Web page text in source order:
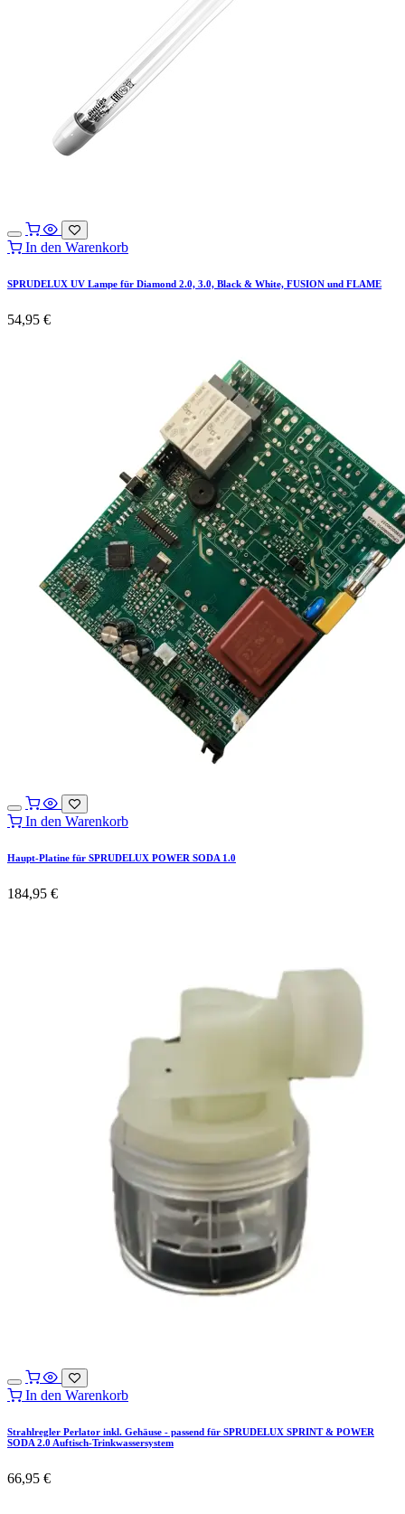
In den Warenkorb
SPRUDELUX UV Lampe für Diamond 2.0, 3.0, Black & White, FUSION und FLAME
54,95 €
In den Warenkorb
Haupt-Platine für SPRUDELUX POWER SODA 1.0
184,95 €
In den Warenkorb
Strahlregler Perlator inkl. Gehäuse - passend für SPRUDELUX SPRINT & POWER
SODA 2.0 Auftisch-Trinkwassersystem
66,95 €